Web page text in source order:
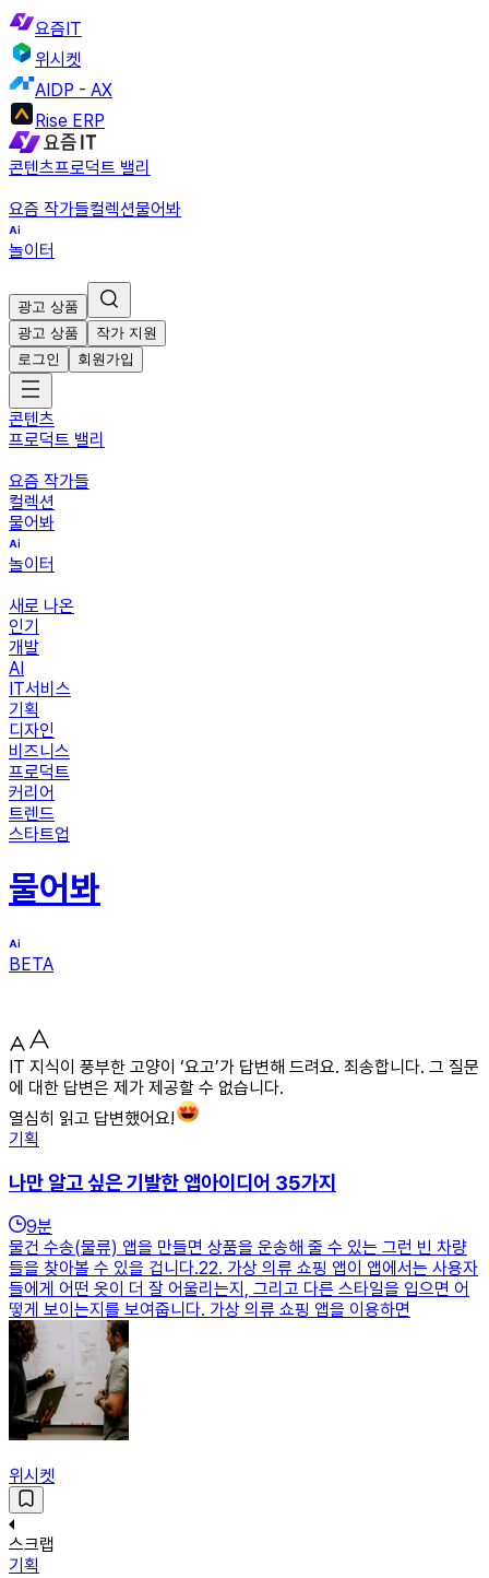
요즘IT
위시켓
AIDP - AX
Rise ERP
콘텐츠프로덕트 밸리
요즘 작가들컬렉션물어봐
놀이터
광고 상품
광고 상품
작가 지원
로그인
회원가입
콘텐츠
프로덕트 밸리
요즘 작가들
컬렉션
물어봐
놀이터
새로 나온
인기
개발
AI
IT서비스
기획
디자인
비즈니스
프로덕트
커리어
트렌드
스타트업
물어봐
BETA
IT 지식이 풍부한 고양이 ‘요고’가 답변해 드려요. 죄송합니다. 그 질문
에 대한 답변은 제가 제공할 수 없습니다.
열심히 읽고 답변했어요!
기획
나만 알고 싶은 기발한 앱아이디어 35가지
9분
물건 수송(물류) 앱을 만들면 상품을 운송해 줄 수 있는 그런 빈 차량
들을 찾아볼 수 있을 겁니다.22. 가상 의류 쇼핑 앱이 앱에서는 사용자
들에게 어떤 옷이 더 잘 어울리는지, 그리고 다른 스타일을 입으면 어
떻게 보이는지를 보여줍니다. 가상 의류 쇼핑 앱을 이용하면
위시켓
스크랩
기획